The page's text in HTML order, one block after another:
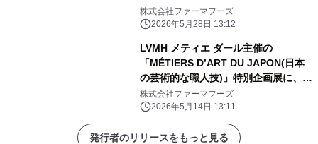
株式会社ファーマフーズ
2026年5月28日 13:12
LVMH メティエ ダール主催の
「MÉTIERS D’ART DU JAPON(日本
の芸術的な職人技)」特別企画展に、卵
殻膜由来の次世代繊維を出展します。
株式会社ファーマフーズ
2026年5月14日 13:11
発行者のリリースをもっと見る